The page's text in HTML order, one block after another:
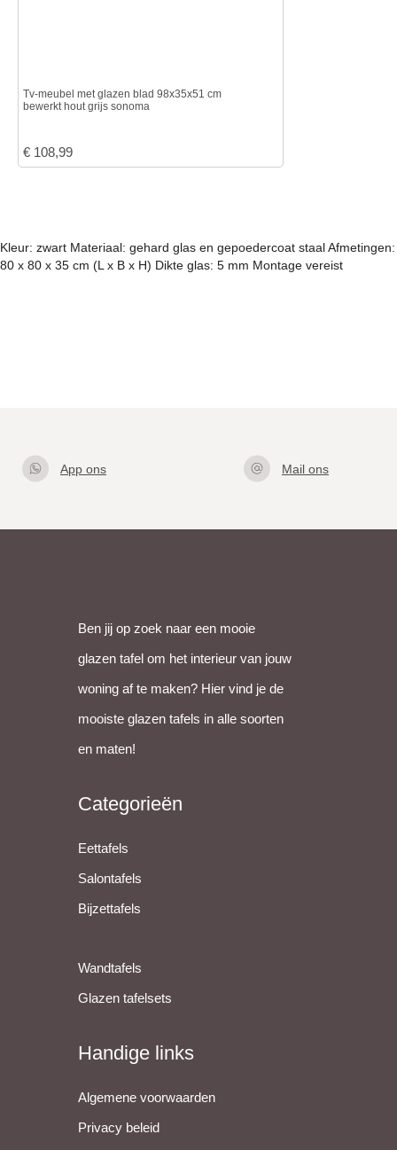
Tv-meubel met glazen blad 98x35x51 cm
bewerkt hout grijs sonoma
€ 108,99
Kleur: zwart Materiaal: gehard glas en gepoedercoat staal Afmetingen:
80 x 80 x 35 cm (L x B x H) Dikte glas: 5 mm Montage vereist
App ons
Mail ons
Ben jij op zoek naar een mooie
glazen tafel om het interieur van jouw
woning af te maken? Hier vind je de
mooiste glazen tafels in alle soorten
en maten!
Categorieën
Eettafels
Salontafels
Bijzettafels
Wandtafels
Glazen tafelsets
Handige links
Algemene voorwaarden
Privacy beleid